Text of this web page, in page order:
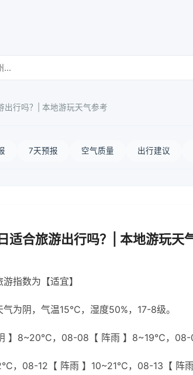
出行吗？| 本地游玩天气参考
7天预报 空气质量 出行建议
适合旅游出行吗？| 本地游玩天
指数为【适宜】
为阴，气温15℃，湿度50%，17-8级。
】8~20℃，08-08【 阵雨 】8~19℃，08-
，08-12【 阵雨 】10~21℃，08-13【 阵